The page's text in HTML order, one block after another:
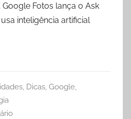
Fotos lança o Ask
inteligência artificial
, Dicas, Google,